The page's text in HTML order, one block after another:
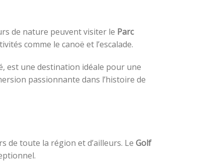
de nature peuvent visiter le Parc
comme le canoë et l’escalade.
est une destination idéale pour une
passionnante dans l’histoire de
de toute la région et d’ailleurs. Le Golf